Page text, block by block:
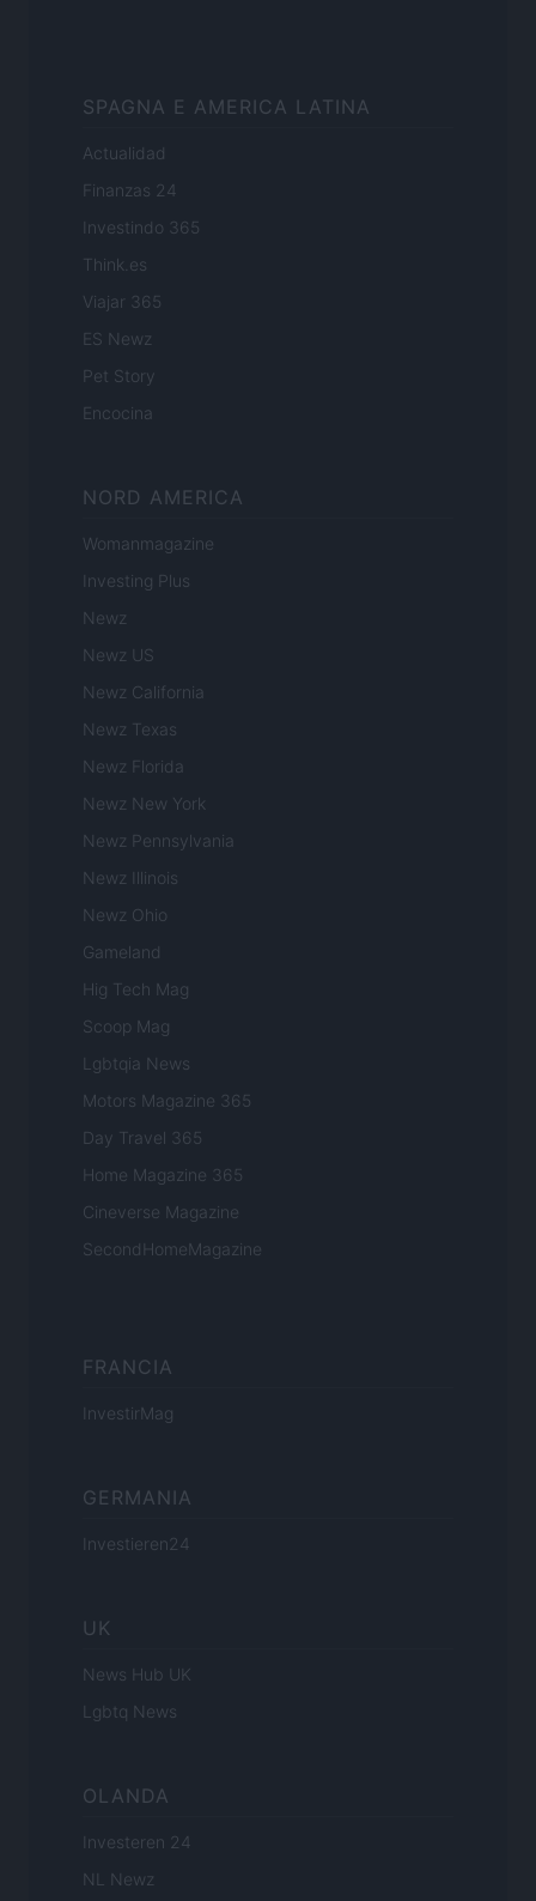
SPAGNA E AMERICA LATINA
Actualidad
Finanzas 24
Investindo 365
Think.es
Viajar 365
ES Newz
Pet Story
Encocina
NORD AMERICA
Womanmagazine
Investing Plus
Newz
Newz US
Newz California
Newz Texas
Newz Florida
Newz New York
Newz Pennsylvania
Newz Illinois
Newz Ohio
Gameland
Hig Tech Mag
Scoop Mag
Lgbtqia News
Motors Magazine 365
Day Travel 365
Home Magazine 365
Cineverse Magazine
SecondHomeMagazine
FRANCIA
InvestirMag
GERMANIA
Investieren24
UK
News Hub UK
Lgbtq News
OLANDA
Investeren 24
NL Newz